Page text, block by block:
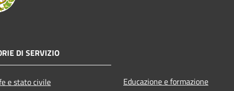
DI SERVIZIO
e stato civile
Educazione e formazione